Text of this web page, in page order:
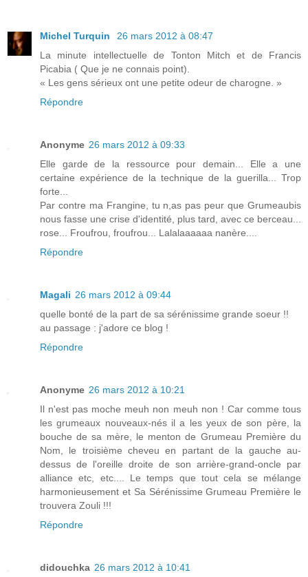
Michel Turquin
26 mars 2012 à 08:47
La minute intellectuelle de Tonton Mitch et de Francis
Picabia ( Que je ne connais point).
« Les gens sérieux ont une petite odeur de charogne. »
Répondre
Anonyme 26 mars 2012 à 09:33
Elle garde de la ressource pour demain... Elle a une
certaine expérience de la technique de la guerilla... Trop
forte...
Par contre ma Frangine, tu n,as pas peur que Grumeaubis
nous fasse une crise d'identité, plus tard, avec ce berceau...
rose... Froufrou, froufrou... Lalalaaaaaa nanère....
Répondre
Magali 26 mars 2012 à 09:44
quelle bonté de la part de sa sérénissime grande soeur !!
au passage : j'adore ce blog !
Répondre
Anonyme 26 mars 2012 à 10:21
Il n'est pas moche meuh non meuh non ! Car comme tous
les grumeaux nouveaux-nés il a les yeux de son père, la
bouche de sa mère, le menton de Grumeau Première du
Nom, le troisième cheveu en partant de la gauche au-
dessus de l'oreille droite de son arrière-grand-oncle par
alliance etc, etc.... Le temps que tout cela se mélange
harmonieusement et Sa Sérénissime Grumeau Première le
trouvera Zouli !!!
Répondre
didouchka 26 mars 2012 à 10:41